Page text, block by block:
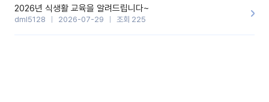
2026년 식생활 교육을 알려드립니다~
dml5128 2026-07-29 조회 225